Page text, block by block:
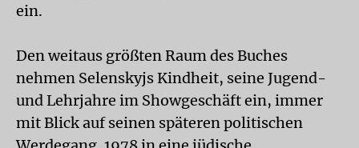
ein.
Den weitaus größten Raum des Buches
nehmen Selenskyjs Kindheit, seine Jugend-
und Lehrjahre im Showgeschäft ein, immer
mit Blick auf seinen späteren politischen